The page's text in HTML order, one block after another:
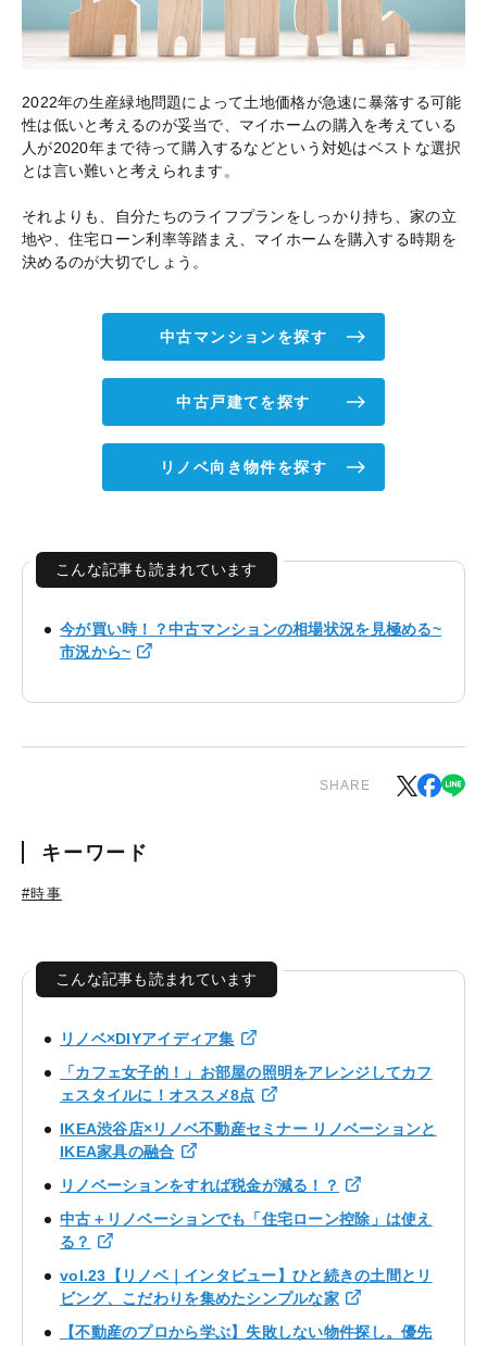
2022年の生産緑地問題によって土地価格が急速に暴落する可能
性は低いと考えるのが妥当で、マイホームの購入を考えている
人が2020年まで待って購入するなどという対処はベストな選択
とは言い難いと考えられます。
それよりも、自分たちのライフプランをしっかり持ち、家の立
地や、住宅ローン利率等踏まえ、マイホームを購入する時期を
決めるのが大切でしょう。
中古マンションを探す
中古戸建てを探す
リノベ向き物件を探す
こんな記事も読まれています
今が買い時！？中古マンションの相場状況を見極める~
市況から~
SHARE
キーワード
#時事
こんな記事も読まれています
リノベ×DIYアイディア集
「カフェ女子的！」お部屋の照明をアレンジしてカフ
ェスタイルに！オススメ8点
IKEA渋谷店×リノベ不動産セミナー リノベーションと
IKEA家具の融合
リノベーションをすれば税金が減る！？
中古＋リノベーションでも「住宅ローン控除」は使え
る？
vol.23【リノベ｜インタビュー】ひと続きの土間とリ
ビング、こだわりを集めたシンプルな家
【不動産のプロから学ぶ】失敗しない物件探し。優先